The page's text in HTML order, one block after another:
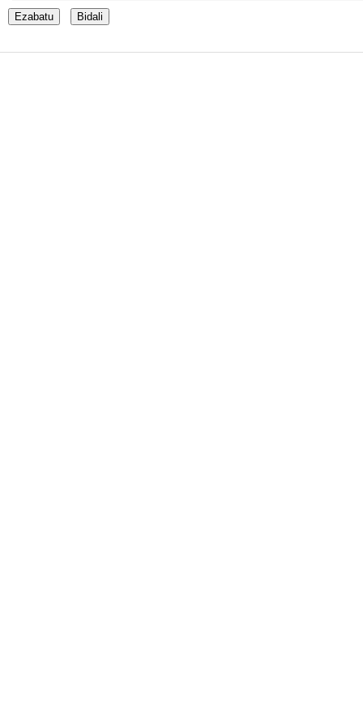
Ezabatu Bidali